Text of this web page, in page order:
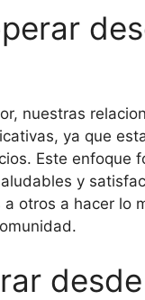
nuestras
ya que
Este enfoque
y
otros a hacer lo